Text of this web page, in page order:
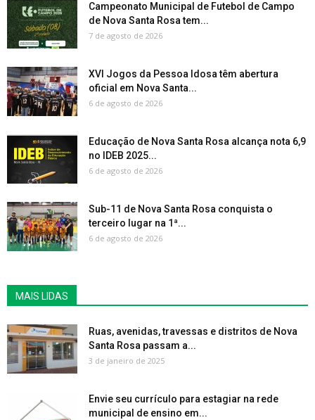
Campeonato Municipal de Futebol de Campo
de Nova Santa Rosa tem...
7 de agosto de 2026
XVI Jogos da Pessoa Idosa têm abertura
oficial em Nova Santa...
6 de agosto de 2026
Educação de Nova Santa Rosa alcança nota 6,9
no IDEB 2025...
6 de agosto de 2026
Sub-11 de Nova Santa Rosa conquista o
terceiro lugar na 1ª...
6 de agosto de 2026
MAIS LIDAS
Ruas, avenidas, travessas e distritos de Nova
Santa Rosa passam a...
3 de janeiro de 2025
Envie seu currículo para estagiar na rede
municipal de ensino em...